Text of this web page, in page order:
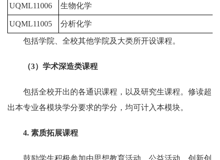
UQML11006 生物化学
UQML11005 分析化学
包括学院、全校其他学院及大类所开设课程。
（3） 学术深造类课程
包括全校开出的各通识课程，以及研究生课程。修读超
出本专业各模块学分要求的学分，均可计入本模块。
4. 素质拓展课程